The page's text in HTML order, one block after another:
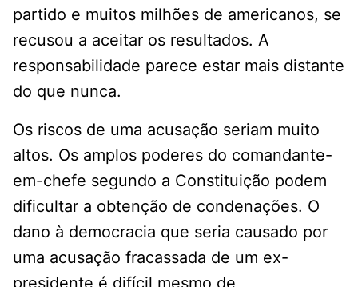
partido e muitos milhões de americanos, se
recusou a aceitar os resultados. A
responsabilidade parece estar mais distante
do que nunca.
Os riscos de uma acusação seriam muito
altos. Os amplos poderes do comandante-
em-chefe segundo a Constituição podem
dificultar a obtenção de condenações. O
dano à democracia que seria causado por
uma acusação fracassada de um ex-
presidente é difícil mesmo de